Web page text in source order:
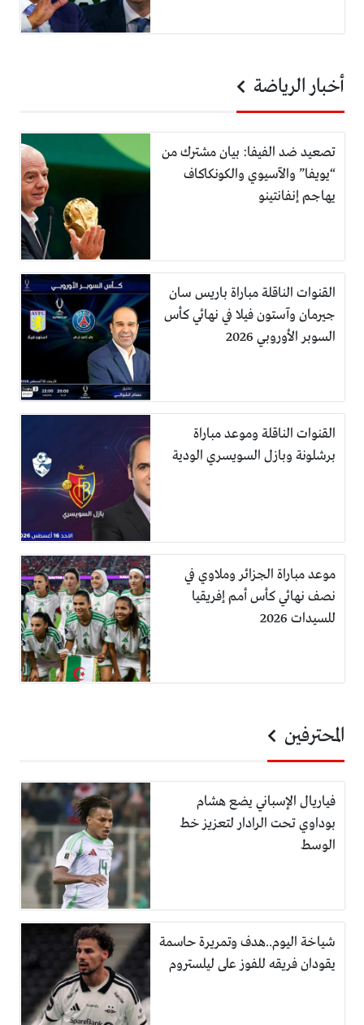
أخبار الرياضة
تصعيد ضد الفيفا: بيان مشترك من
“يويفا” والآسيوي والكونكاكاف
يهاجم إنفانتينو
القنوات الناقلة مباراة باريس سان
جيرمان وآستون فيلا في نهائي كأس
السوبر الأوروبي 2026
القنوات الناقلة وموعد مباراة
برشلونة وبازل السويسري الودية
موعد مباراة الجزائر وملاوي في
نصف نهائي كأس أمم إفريقيا
للسيدات 2026
المحترفين
فياريال الإسباني يضع هشام
بوداوي تحت الرادار لتعزيز خط
الوسط
شياخة اليوم..هدف وتمريرة حاسمة
يقودان فريقه للفوز على ليلستروم